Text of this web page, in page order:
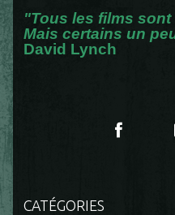
"Tous les films sont
Mais certains un
David Lynch
CATÉGORIES